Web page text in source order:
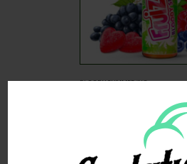
BLOODY SUMMER ‘NO
Souhaits